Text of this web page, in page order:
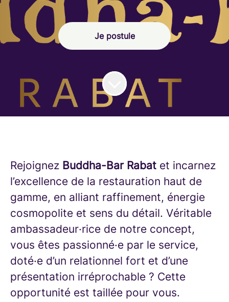
Je postule
Rejoignez Buddha-Bar Rabat et incarnez
l’excellence de la restauration haut de
gamme, en alliant raffinement, énergie
cosmopolite et sens du détail. Véritable
ambassadeur·rice de notre concept,
vous êtes passionné·e par le service,
doté·e d’un relationnel fort et d’une
présentation irréprochable ? Cette
opportunité est taillée pour vous.